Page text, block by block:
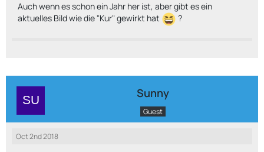
Auch wenn es schon ein Jahr her ist, aber gibt es ein
aktuelles Bild wie die "Kur" gewirkt hat
?
Sunny
Guest
Oct 2nd 2018